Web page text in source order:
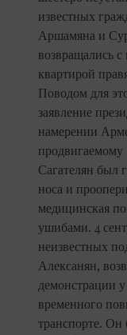
известных
Аршамяна и
возвращались
квартирой
Поводом для
заявление
намерении
Сагателян был
носа и
медицинская
ушибами. 4
неизвестных
Алексанян,
демонстрации
временного
транспорте. Он